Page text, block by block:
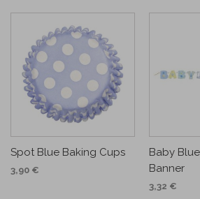
Spot Blue Baking Cups
3,90 €
Baby
Banner
3,32 €